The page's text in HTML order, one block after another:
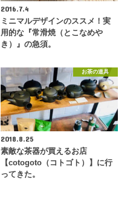
2016.7.4
ミニマルデザインのススメ！実
用的な『常滑焼（とこなめや
き）』の急須。
お茶の道具
2018.8.25
素敵な茶器が買えるお店
【cotogoto（コトゴト）】に行
ってきた。